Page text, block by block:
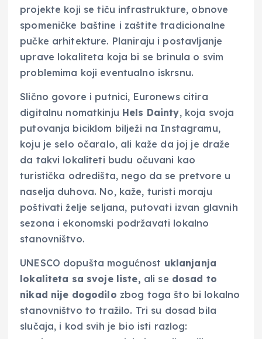
projekte koji se tiču infrastrukture, obnove
spomeničke baštine i zaštite tradicionalne
pučke arhitekture. Planiraju i postavljanje
uprave lokaliteta koja bi se brinula o svim
problemima koji eventualno iskrsnu.
Slično govore i putnici, Euronews citira
digitalnu nomatkinju Hels Dainty, koja svoja
putovanja biciklom bilježi na Instagramu,
koju je selo očaralo, ali kaže da joj je draže
da takvi lokaliteti budu očuvani kao
turistička odredišta, nego da se pretvore u
naselja duhova. No, kaže, turisti moraju
poštivati želje seljana, putovati izvan glavnih
sezona i ekonomski podržavati lokalno
stanovništvo.
UNESCO dopušta mogućnost uklanjanja
lokaliteta sa svoje liste, ali se dosad to
nikad nije dogodilo zbog toga što bi lokalno
stanovništvo to tražilo. Tri su dosad bila
slučaja, i kod svih je bio isti razlog: